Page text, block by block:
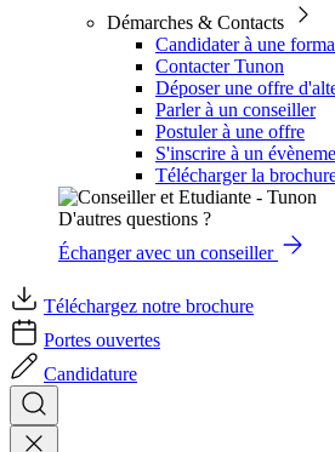
Démarches & Contacts
Candidater à une
Contacter Tunon
Déposer une offre
Parler à un conseiller
Postuler à une offre
S'inscrire à un
Télécharger la
D'autres questions ?
Échanger avec un conseiller
Téléchargez notre brochure
Portes ouvertes
Candidature